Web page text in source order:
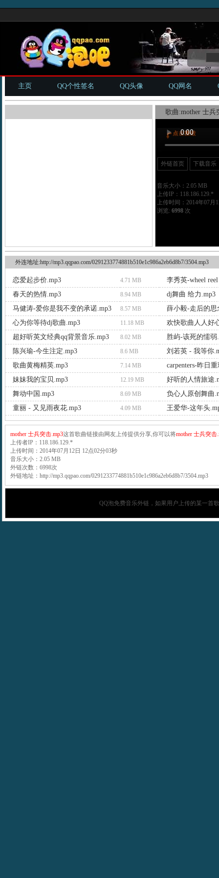
主页 QQ个性签名 QQ头像 QQ网名
歌曲:mother 士兵
外链首页 下载音乐
音乐大小：2.05 MB
上传IP：118.186.129.*
上传时间：2014年07月
浏览: 6998次
外连地址:http://mp3.qqpao.com/0291233774881b510e1c986a2eb6d8b7/3504.mp3
恋爱起步价.mp3 4.71 MB
李秀英-wheel
春天的热情.mp3
8.94 MB
dj舞曲 给力.mp3
马健涛-爱你是我不变的承诺.mp3
8.57 MB
薛小毅-走后的思
心为你等待dj歌曲.mp3
11.18 MB
欢快歌曲人人好
超好听英文经典qq背景音乐.mp3
8.02 MB
胜屿-该死的懦弱
陈兴瑜-今生注定.mp3
8.6 MB
刘若英 - 我等你
歌曲黄梅精英.mp3
7.14 MB
carpenters-昨日
妹妹我的宝贝.mp3
12.19 MB
好听的人情旅途
舞动中国.mp3
8.69 MB
负心人原创舞曲
童丽 - 又见雨夜花.mp3
4.09 MB 王爱华-这年头
mother 士兵突击.mp3这首歌曲链接由网友上传提供分享,你可以将mother 士兵突击
上传者IP：118.186.129.*
上传时间：2014年07月12日 12点02分03秒
音乐大小：2.05 MB
外链次数：6998次
外链地址：http://mp3.qqpao.com/0291233774881b510e1c986a2eb6d8b7/3504.mp3
QQ泡免费音乐外链，如果用户上传的某一首